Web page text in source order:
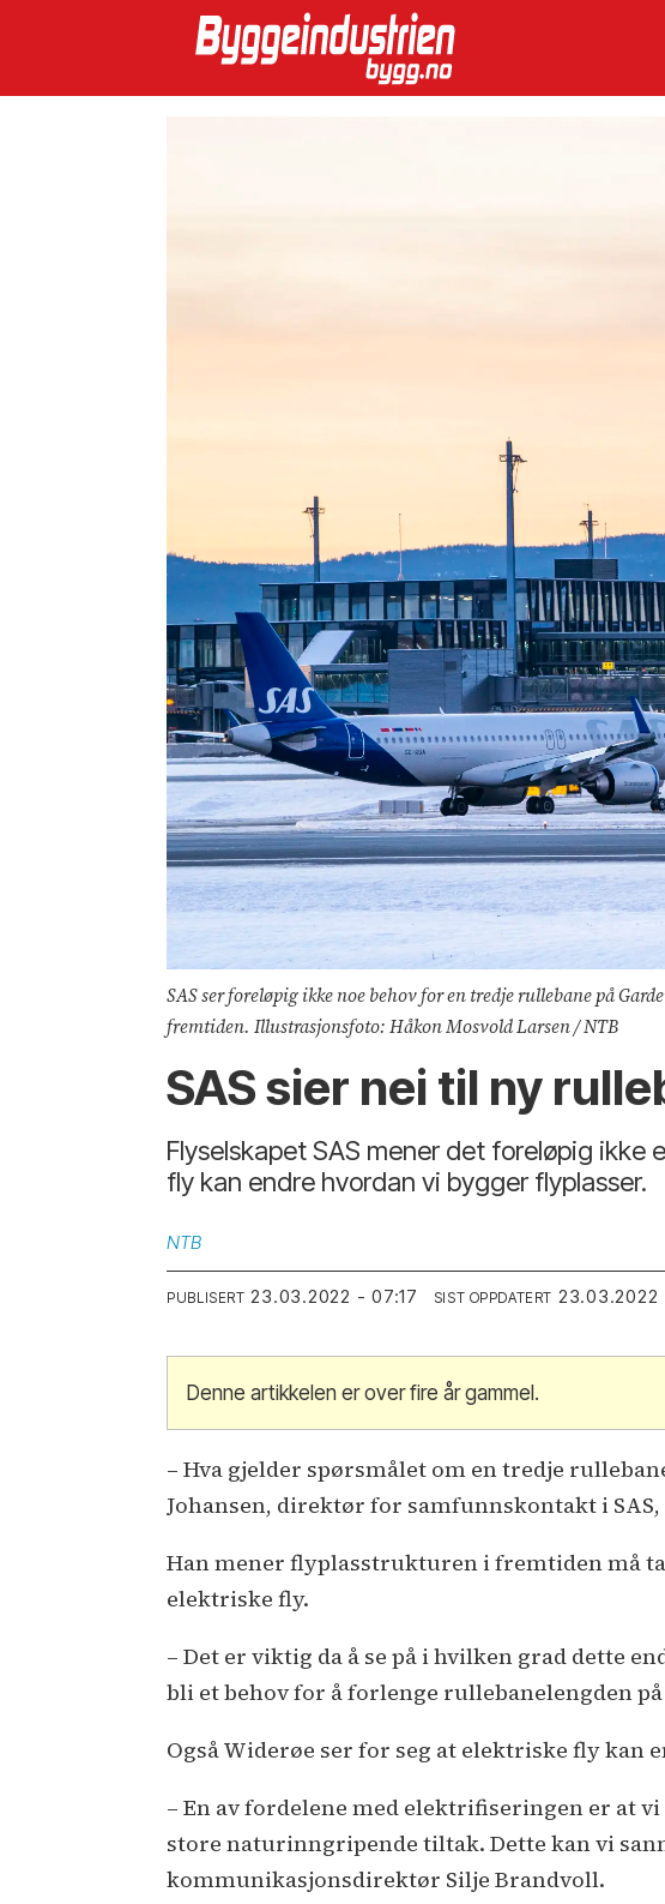
SAS ser foreløpig ikke noe behov for en tredje rullebane på
fremtiden. Illustrasjonsfoto: Håkon Mosvold Larsen / NTB
SAS sier nei til ny
Flyselskapet SAS mener det foreløpig ikke
fly kan endre hvordan vi bygger flyplasser.
NTB
PUBLISERT 23.03.2022 - 07:17 SIST OPPDATERT
Denne artikkelen er over fire år gammel.
– Hva gjelder spørsmålet om en tredje
Johansen, direktør for samfunnskontakt i
Han mener flyplasstrukturen i fremtiden må
elektriske fly.
– Det er viktig da å se på i hvilken grad dette
bli et behov for å forlenge rullebanelengden
Også Widerøe ser for seg at elektriske fly kan
– En av fordelene med elektrifiseringen er at
store naturinngripende tiltak. Dette kan vi
kommunikasjonsdirektør Silje Brandvoll.